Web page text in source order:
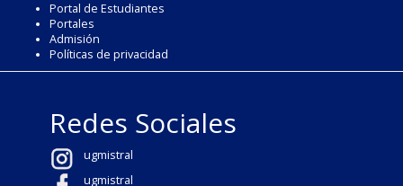
Portal de Estudiantes
Portales
Admisión
Políticas de privacidad
Redes Sociales
ugmistral
ugmistral